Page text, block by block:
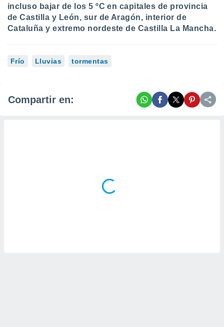
incluso bajar de los 5 ºC en capitales de provincia
de Castilla y León, sur de Aragón, interior de
Cataluña y extremo nordeste de Castilla La Mancha.
Frío Lluvias tormentas
Compartir en: